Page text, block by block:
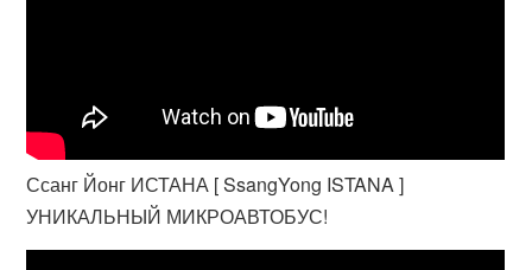
Ссанг Йонг ИСТАНА [ SsangYong ISTANA ]
УНИКАЛЬНЫЙ МИКРОАВТОБУС!